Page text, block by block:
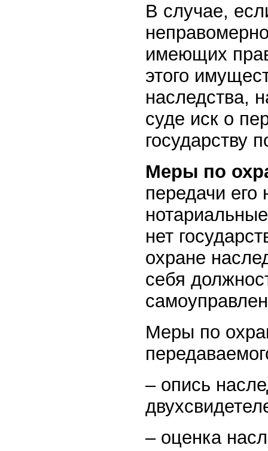
В случае,
имеющих
этого
наследства,
суде иск о
государству
Меры по
передачи
нет
охране
себя
Меры по
– опись
– оценка